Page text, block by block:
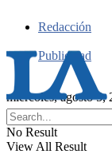
Redacción
Publicidad
miércoles, agosto 5,
No Result
View All Result